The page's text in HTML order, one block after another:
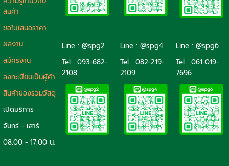
สินค้า
ขอใบเสนอราคา
ผลงาน
สมัครงาน
ลงทะเบียนเป็นผู้ค้า
สินค้าของรวมวัสดุ
เปิดบริการ
จันทร์ - เสาร์
08:00 - 17:00 น.
Line : @spg2
Tel : 093-682-
2108
Line : @spg4
Tel : 082-219-
2109
Line : @spg6
Tel : 061-019-
7696